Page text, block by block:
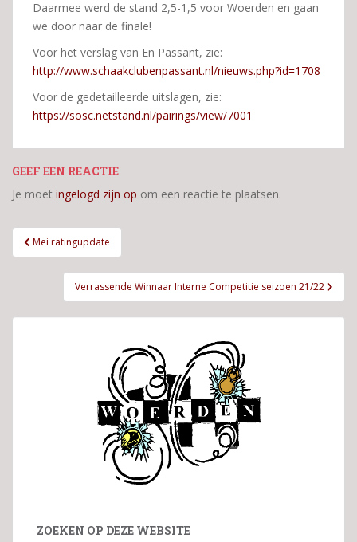
Daarmee werd de stand 2,5-1,5 voor Woerden en gaan
we door naar de finale!
Voor het verslag van En Passant, zie:
http://www.schaakclubenpassant.nl/nieuws.php?id=1708
Voor de gedetailleerde uitslagen, zie:
https://sosc.netstand.nl/pairings/view/7001
GEEF EEN REACTIE
Je moet ingelogd zijn op om een reactie te plaatsen.
Bericht
navigatie
Mei ratingupdate
Verrassende Winnaar Interne Competitie seizoen 21/22
ZOEKEN OP DEZE WEBSITE